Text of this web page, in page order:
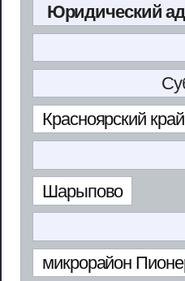
Юридический
Красноярский край
Шарыпово
микрорайон